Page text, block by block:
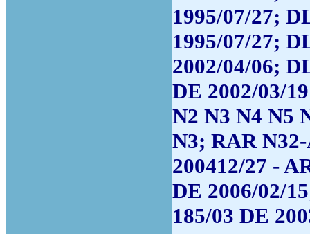
1995/07/27;
1995/07/27;
2002/04/06;
DE 2002/03/
N2 N3 N4 N5
N3; RAR
200412/27 -
DE 2006/02/
185/03 DE